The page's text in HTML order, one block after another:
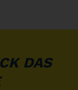
DAS